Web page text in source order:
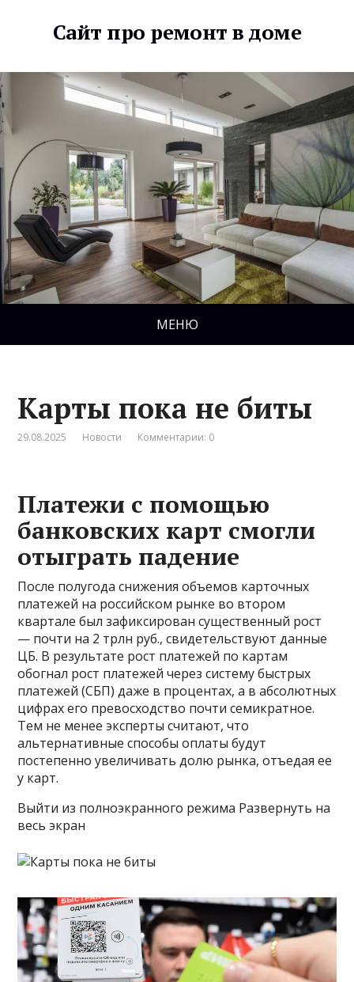
Сайт про ремонт в доме
МЕНЮ
Карты пока не биты
29.08.2025 Новости Комментарии: 0
Платежи с помощью
банковских карт смогли
отыграть падение
После полугода снижения объемов карточных
платежей на российском рынке во втором
квартале был зафиксирован существенный рост
— почти на 2 трлн руб., свидетельствуют данные
ЦБ. В результате рост платежей по картам
обогнал рост платежей через систему быстрых
платежей (СБП) даже в процентах, а в абсолютных
цифрах его превосходство почти семикратное.
Тем не менее эксперты считают, что
альтернативные способы оплаты будут
постепенно увеличивать долю рынка, отъедая ее
у карт.
Выйти из полноэкранного режима Развернуть на
весь экран